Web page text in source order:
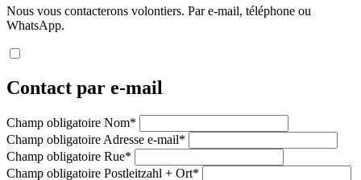
Nous vous contacterons volontiers. Par e-mail, téléphone ou
WhatsApp.
Contact par e-mail
Champ obligatoire Nom*
Champ obligatoire Adresse e-mail*
Champ obligatoire Rue*
Champ obligatoire Postleitzahl + Ort*